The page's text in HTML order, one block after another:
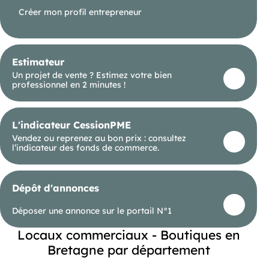
Créer mon profil entrepreneur
Estimateur
Un projet de vente ? Estimez votre bien
professionnel en 2 minutes !
L'indicateur CessionPME
Vendez ou reprenez au bon prix : consultez
l’indicateur des fonds de commerce.
Dépôt d'annonces
Déposer une annonce sur le portail N°1
Locaux commerciaux - Boutiques en
Bretagne par département